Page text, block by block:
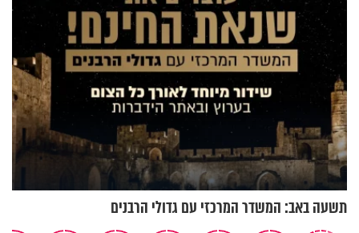
תשעה באב: המשדר המרכזי עם גדולי הרבנים